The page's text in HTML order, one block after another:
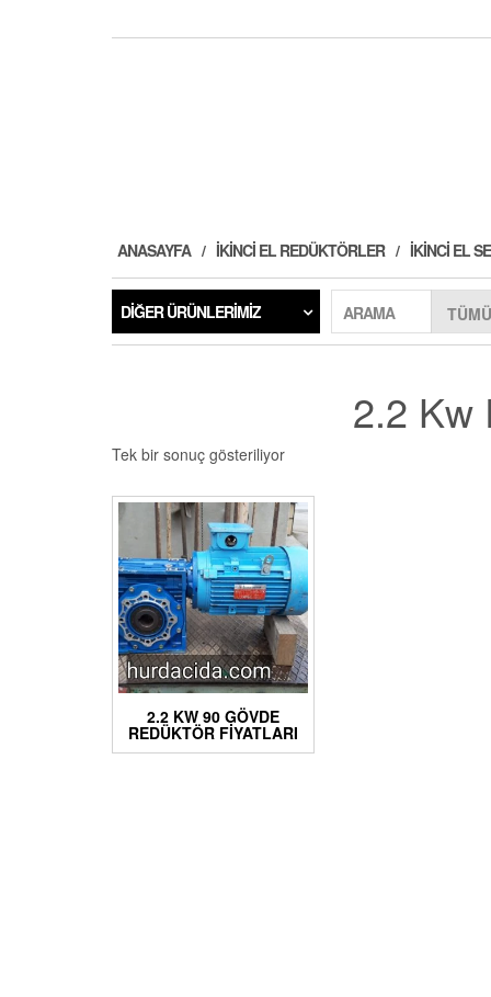
ANASAYFA İKINCI EL REDÜKTÖRLER İKINCI EL
DIĞER ÜRÜNLERIMIZ ARAMA
2.2 Kw
Tek bir sonuç gösteriliyor
2.2 KW 90 GÖVDE
REDÜKTÖR FIYATLARI